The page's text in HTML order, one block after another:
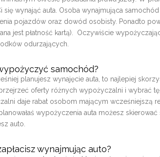
się wynająć auta. Osoba wynajmująca
pojazdów oraz dowód osobisty. Ponadto
jest płatność kartą). Oczywiście
odurzających.
samochód?
planujesz wynajęcie auta, to najlepiej
oferty różnych wypożyczalni i wybrać
daje rabat osobom mającym wcześniejszą
wypożyczenia auta możesz
auto.
wynajmując auto?